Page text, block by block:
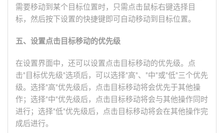
需要移动到某个目标位置时，只需点击鼠标右键选择目
标，然后按下设置的快捷键即可自动移动到目标位置。
五、设置点击目标移动的优先级
在设置界面中，还可以设置点击目标移动的优先级。点
击"目标优先级"选项后，可以选择"高"、"中"或"低"三个优先
级。选择"高"优先级后，点击目标移动将会优先于其他操
作；选择"中"优先级后，点击目标移动将会与其他操作同时
进行；选择"低"优先级后，点击目标移动将会在其他操作完
成后进行。